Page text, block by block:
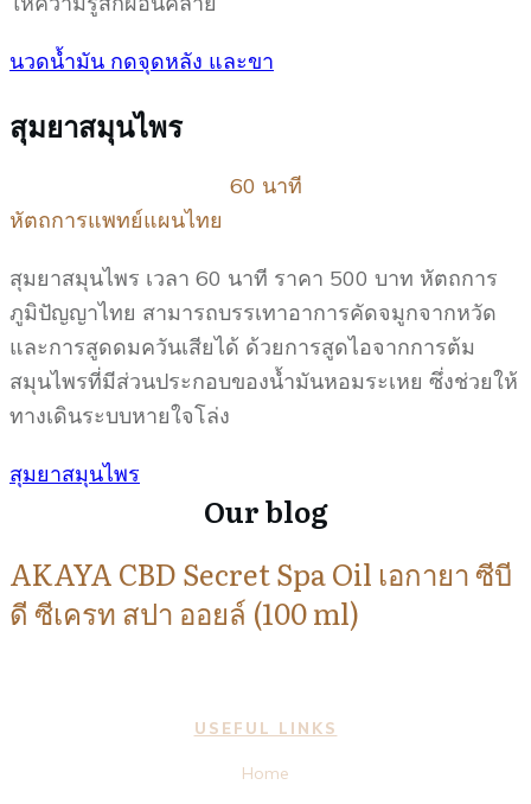
นวดน้ำมัน กดจุดหลัง และขา
สุมยาสมุนไพร
60 นาที
หัตถการแพทย์แผนไทย
สุมยาสมุนไพร เวลา 60 นาที ราคา 500 บาท หัตถการ
ภูมิปัญญาไทย สามารถบรรเทาอาการคัดจมูกจากหวัด
และการสูดดมควันเสียได้ ด้วยการสูดไอจากการต้ม
สมุนไพรที่มีส่วนประกอบของน้ำมันหอมระเหย ซึ่งช่วยให้
ทางเดินระบบหายใจโล่ง
สุมยาสมุนไพร
Our blog
AKAYA CBD Secret Spa Oil เอกายา ซีบี
ดี ซีเครท สปา ออยล์ (100 ml)
USEFUL LINKS
Home